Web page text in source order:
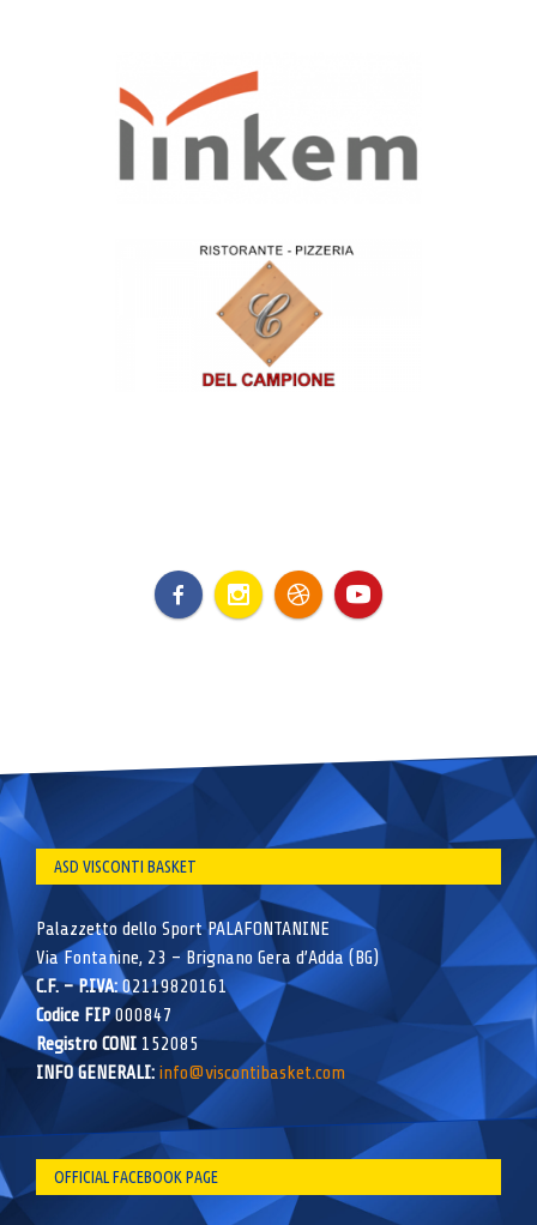
ASD VISCONTI BASKET
Palazzetto dello Sport PALAFONTANINE
Via Fontanine, 23 – Brignano Gera d’Adda (BG)
C.F. – P.IVA:02119820161
Codice FIP000847
Registro CONI 152085
INFO GENERALI: info@viscontibasket.com
OFFICIAL FACEBOOK PAGE